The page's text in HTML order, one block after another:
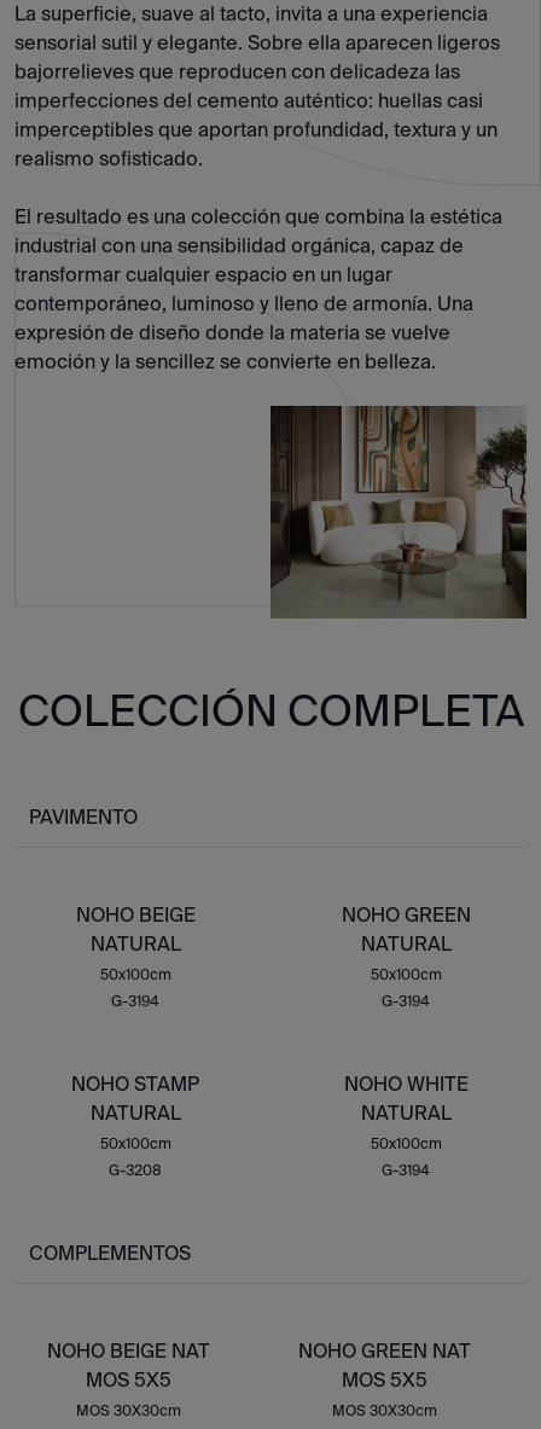
La superficie, suave al tacto, invita a una experiencia
sensorial sutil y elegante. Sobre ella aparecen ligeros
bajorrelieves que reproducen con delicadeza las
imperfecciones del cemento auténtico: huellas casi
imperceptibles que aportan profundidad, textura y un
realismo sofisticado.
El resultado es una colección que combina la estética
industrial con una sensibilidad orgánica, capaz de
transformar cualquier espacio en un lugar
contemporáneo, luminoso y lleno de armonía. Una
expresión de diseño donde la materia se vuelve
emoción y la sencillez se convierte en belleza.
COLECCIÓN COMPLETA
PAVIMENTO
NOHO BEIGE
NATURAL
50x100cm
G-3194
NOHO GREEN
NATURAL
50x100cm
G-3194
NOHO STAMP
NATURAL
50x100cm
G-3208
NOHO WHITE
NATURAL
50x100cm
G-3194
COMPLEMENTOS
NOHO BEIGE NAT
MOS 5X5
MOS 30X30cm
NOHO GREEN NAT
MOS 5X5
MOS 30X30cm